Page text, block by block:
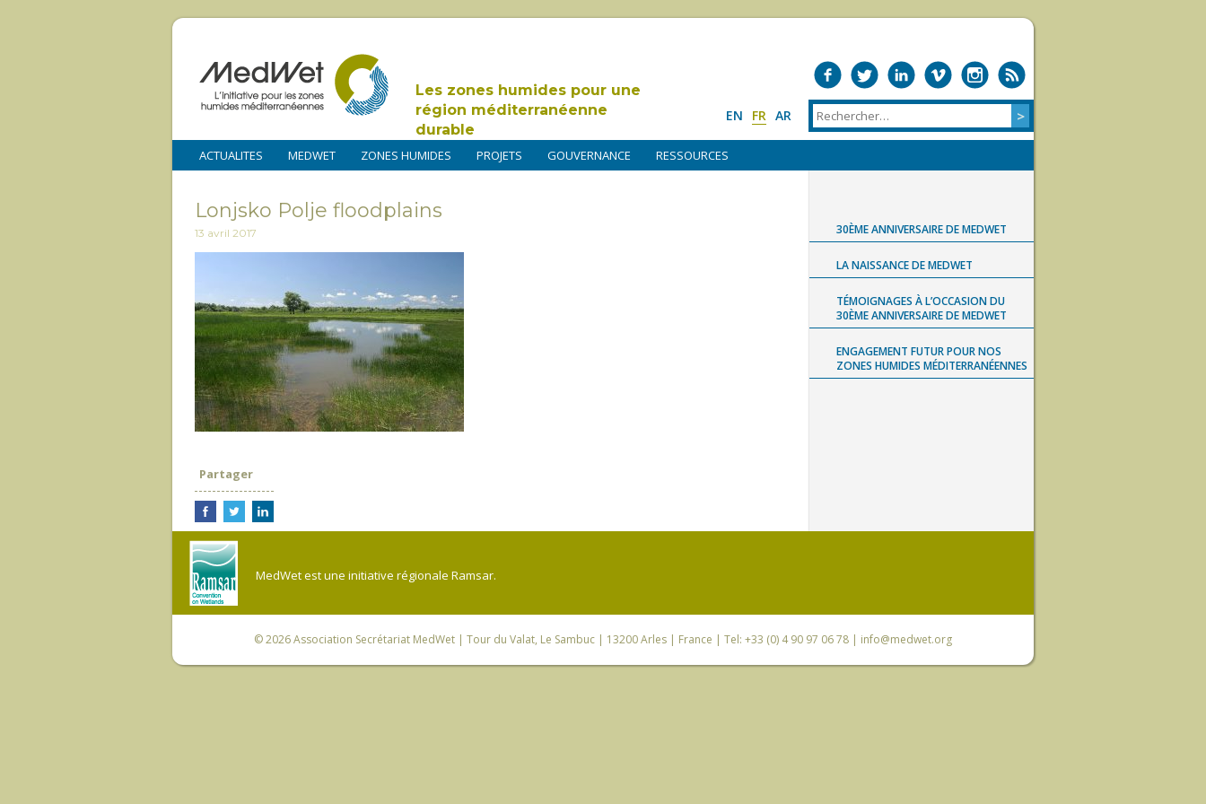
Les zones humides pour une
région méditerranéenne
durable
EN FR AR
ACTUALITES MEDWET ZONES HUMIDES PROJETS GOUVERNANCE RESSOURCES
Lonjsko Polje floodplains
13 avril 2017
Partager
30ÈME ANNIVERSAIRE DE MEDWET
LA NAISSANCE DE MEDWET
TÉMOIGNAGES À L’OCCASION DU
30ÈME ANNIVERSAIRE DE MEDWET
ENGAGEMENT FUTUR POUR NOS
ZONES HUMIDES MÉDITERRANÉENNES
MedWet est une initiative régionale Ramsar.
© 2026Association Secrétariat MedWet | Tour du Valat, Le Sambuc | 13200 Arles | France | Tel: +33 (0) 4 90 97 06 78 | info@medwet.org